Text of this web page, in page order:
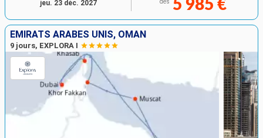
dès 5 985 €
jeu. 23 déc. 2027
EMIRATS ARABES UNIS, OMAN
9 jours, EXPLORA I